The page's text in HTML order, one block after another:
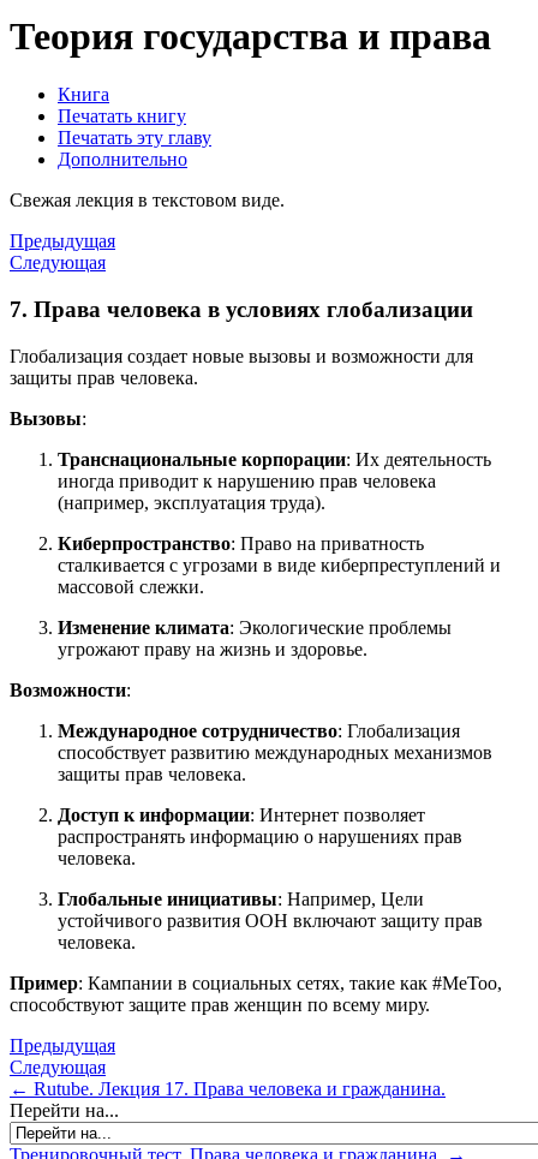
Теория государства и права
Книга
Печатать книгу
Печатать эту главу
Дополнительно
Свежая лекция в текстовом виде.
Предыдущая
Следующая
7. Права человека в условиях глобализации
Глобализация создает новые вызовы и возможности для
защиты прав человека.
Вызовы:
Транснациональные корпорации: Их деятельность
иногда приводит к нарушению прав человека
(например, эксплуатация труда).
Киберпространство: Право на приватность
сталкивается с угрозами в виде киберпреступлений и
массовой слежки.
Изменение климата: Экологические проблемы
угрожают праву на жизнь и здоровье.
Возможности:
Международное сотрудничество: Глобализация
способствует развитию международных механизмов
защиты прав человека.
Доступ к информации: Интернет позволяет
распространять информацию о нарушениях прав
человека.
Глобальные инициативы: Например, Цели
устойчивого развития ООН включают защиту прав
человека.
Пример: Кампании в социальных сетях, такие как #MeToo,
способствуют защите прав женщин по всему миру.
Предыдущая
Следующая
← Rutube. Лекция 17. Права человека и гражданина.
Перейти на...
Тренировочный тест. Права человека и гражданина. →